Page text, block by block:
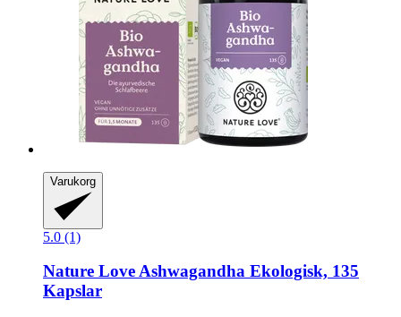
Varukorg
5.0 (1)
Nature LoveAshwagandha Ekologisk, 135
Kapslar